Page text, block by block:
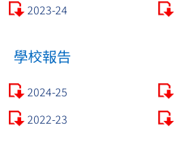
2023-24
學校報告
2024-25
2022-23